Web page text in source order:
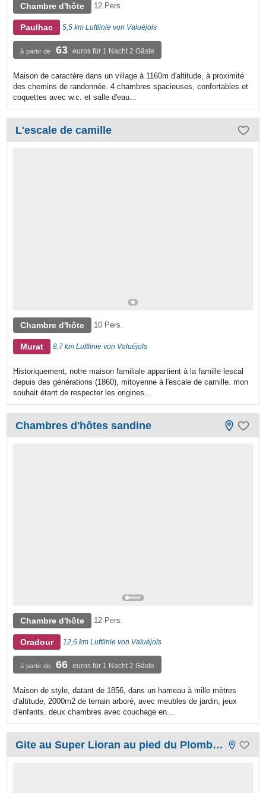
Chambre d'hôte 12 Pers.
Paulhac 5,5 km Luftlinie von Valuéjols
à partir de 63 euros für 1 Nacht 2 Gäste
Maison de caractère dans un village à 1160m d'altitude, à proximité
des chemins de randonnée. 4 chambres spacieuses, confortables et
coquettes avec w.c. et salle d'eau...
L'escale de camille
Chambre d'hôte 10 Pers.
Murat 8,7 km Luftlinie von Valuéjols
Historiquement, notre maison familiale appartient à la famille lescal
depuis des générations (1860), mitoyenne à l'escale de camille. mon
souhait étant de respecter les origines...
Chambres d'hôtes sandine
Chambre d'hôte 12 Pers.
Oradour 12,6 km Luftlinie von Valuéjols
à partir de 66 euros für 1 Nacht 2 Gäste
Maison de style, datant de 1856, dans un hameau à mille mètres
d'altitude, 2000m2 de terrain arboré, avec meubles de jardin, jeux
d'enfants. deux chambres avec couchage en...
Gite au Super Lioran au pied du Plomb du Cantal